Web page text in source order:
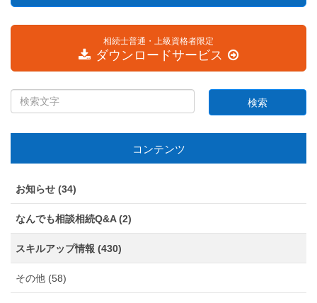
相続士普通・上級資格者限定
ダウンロードサービス
コンテンツ
お知らせ (34)
なんでも相談相続Q&A (2)
スキルアップ情報 (430)
その他 (58)